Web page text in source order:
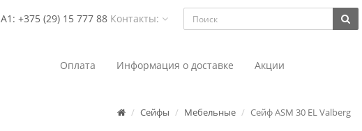
А1: +375 (29) 15 777 88 Контакты:
Оплата Информация о доставке Акции
Сейфы Мебельные Сейф ASM 30 EL Valberg